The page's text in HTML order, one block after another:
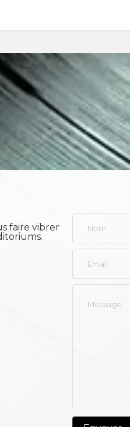
faire vibrer